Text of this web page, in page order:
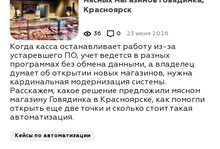
Красноярск
23 июня 2026
36 0
Когда касса останавливает работу из-за
устаревшего ПО, учет ведется в разных
программах без обмена данными, а владелец
думает об открытии новых магазинов, нужна
кардинальная модернизация системы.
Расскажем, какое решение предложили мясном
магазину Говядинка в Красноярске, как помогли
открыть еще две точки и сколько стоит такая
автоматизация.
Кейсы по автоматизации